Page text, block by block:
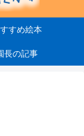
すめ絵本
長の記事